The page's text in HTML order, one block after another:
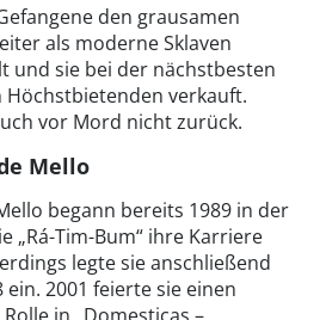
den grausamen
als moderne Sklaven
und sie bei der nächstbesten
Höchstbietenden verkauft.
vor Mord nicht zurück.
Mello
begann bereits 1989 in der
„Rá-Tim-Bum“ ihre Karriere
legte sie anschließend
ein. 2001 feierte sie einen